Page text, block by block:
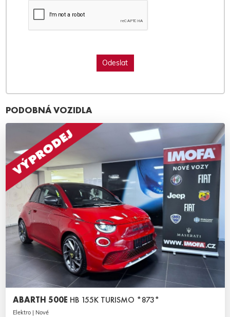
PODOBNÁ VOZIDLA
ABARTH 500E HB 155K TURISMO *873*
Elektro | Nové